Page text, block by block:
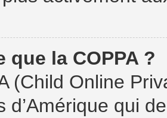
que la COPPA ?
(Child Online
d’Amérique qui